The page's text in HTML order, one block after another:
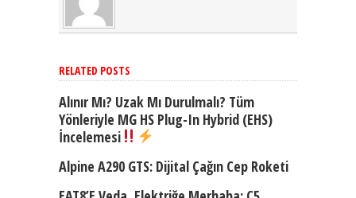
RELATED POSTS
Alınır Mı? Uzak Mı Durulmalı? Tüm
Yönleriyle MG HS Plug-In Hybrid (EHS)
İncelemesi
Alpine A290 GTS: Dijital Çağın Cep Roketi